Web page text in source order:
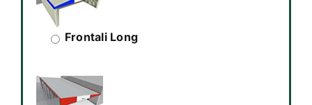
Frontali Long